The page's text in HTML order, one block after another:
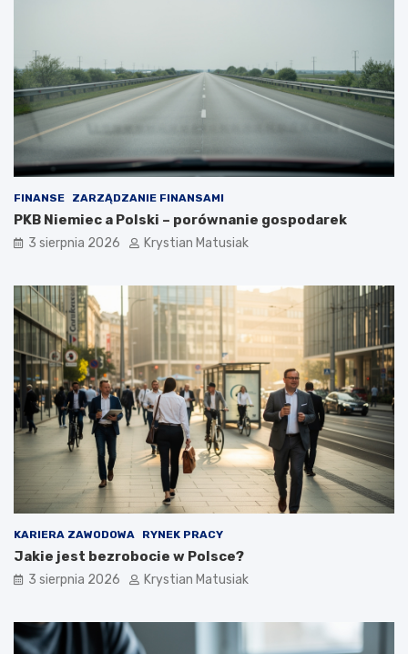
FINANSE ZARZĄDZANIE FINANSAMI
PKB Niemiec a Polski – porównanie gospodarek
3 sierpnia 2026 Krystian Matusiak
KARIERA ZAWODOWA RYNEK PRACY
Jakie jest bezrobocie w Polsce?
3 sierpnia 2026 Krystian Matusiak